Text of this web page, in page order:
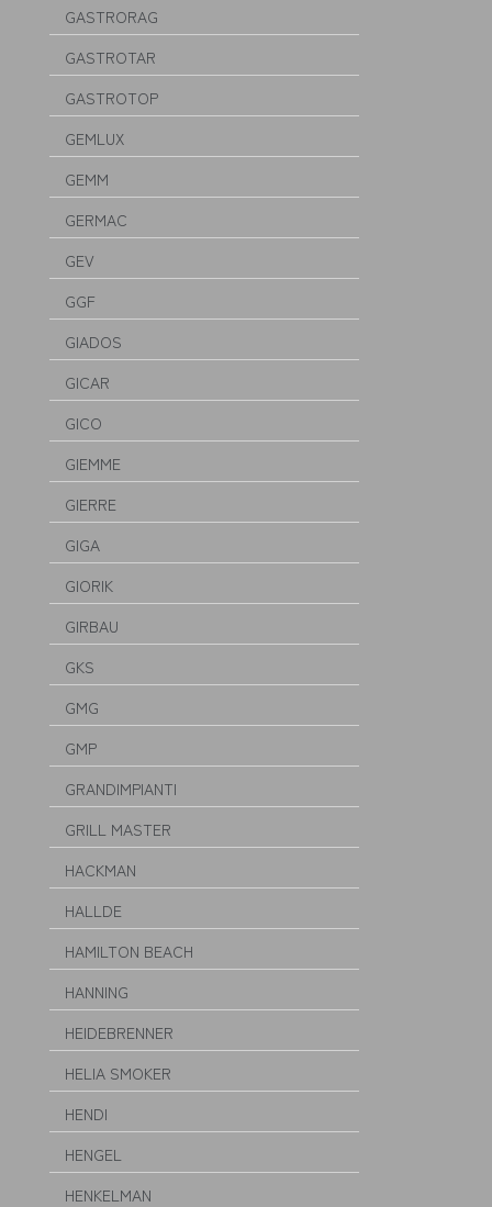
GASTRORAG
GASTROTAR
GASTROTOP
GEMLUX
GEMM
GERMAC
GEV
GGF
GIADOS
GICAR
GICO
GIEMME
GIERRE
GIGA
GIORIK
GIRBAU
GKS
GMG
GMP
GRANDIMPIANTI
GRILL MASTER
HACKMAN
HALLDE
HAMILTON BEACH
HANNING
HEIDEBRENNER
HELIA SMOKER
HENDI
HENGEL
HENKELMAN